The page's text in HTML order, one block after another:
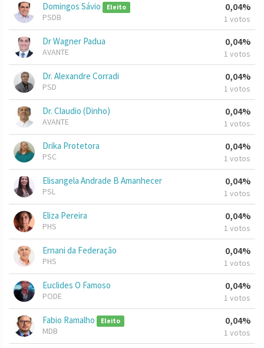
Domingos Sávio Eleito
PSDB
0,04%
1 votos
Dr Wagner Padua
AVANTE
0,04%
1 votos
Dr. Alexandre Corradi
PSD
0,04%
1 votos
Dr. Claudio (Dinho)
AVANTE
0,04%
1 votos
Drika Protetora
PSC
0,04%
1 votos
Elisangela Andrade B Amanhecer
PSL
0,04%
1 votos
Eliza Pereira
PHS
0,04%
1 votos
Ernani da Federação
PHS
0,04%
1 votos
Euclides O Famoso
PODE
0,04%
1 votos
Fabio Ramalho Eleito
MDB
0,04%
1 votos